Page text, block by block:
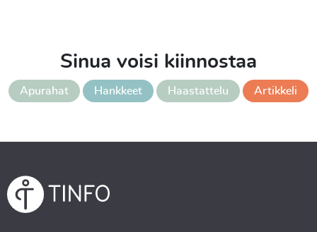
Sinua voisi kiinnostaa
Apurahat Hankkeet Haastattelu Artikkeli